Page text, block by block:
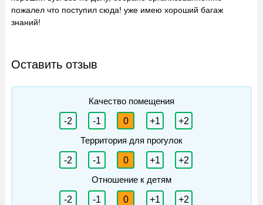
пожалел что поступил сюда! уже имею хороший багаж
знаний!
Оставить отзыв
Качество помещения
-2
-1 0 +1
+2
Территория для прогулок
-2
-1 0 +1
+2
Отношение к детям
-2
-1 0 +1
+2